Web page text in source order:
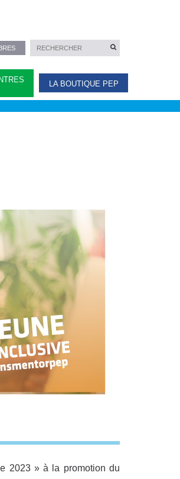
LA BOUTIQUE PEP
2023 » à la promotion du